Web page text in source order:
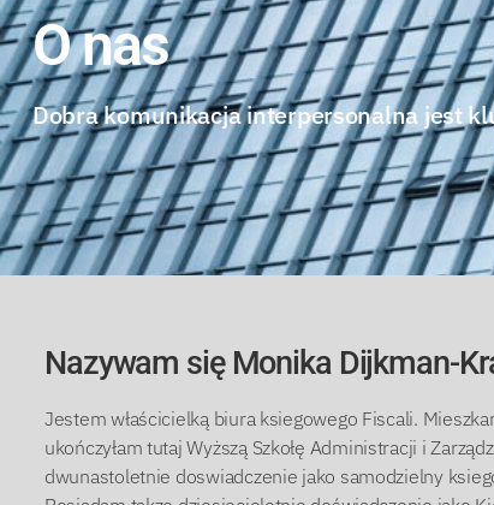
O nas
Dobra komunikacja interpersonalna jest
Nazywam się Monika Dijkman-
Jestem właścicielką biura ksiegowego Fiscali.
ukończyłam tutaj Wyższą Szkołę Administracji i
dwunastoletnie doswiadczenie jako samodzielny